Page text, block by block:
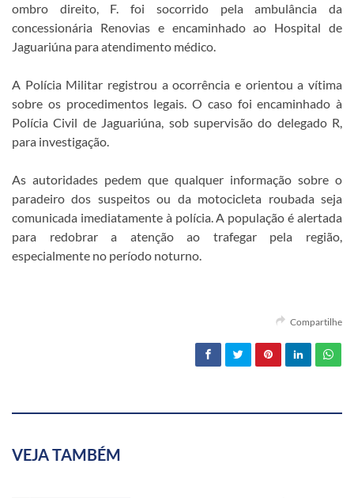
ombro direito, F. foi socorrido pela ambulância da
concessionária Renovias e encaminhado ao Hospital de
Jaguariúna para atendimento médico.
A Polícia Militar registrou a ocorrência e orientou a vítima
sobre os procedimentos legais. O caso foi encaminhado à
Polícia Civil de Jaguariúna, sob supervisão do delegado R,
para investigação.
As autoridades pedem que qualquer informação sobre o
paradeiro dos suspeitos ou da motocicleta roubada seja
comunicada imediatamente à polícia. A população é alertada
para redobrar a atenção ao trafegar pela região,
especialmente no período noturno.
Compartilhe
VEJA TAMBÉM